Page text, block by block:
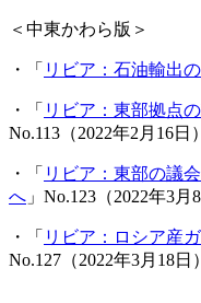
＜中東かわら版＞
・「 リビア：石油輸出
・「 リビア：東部拠点
No.113（2022年2月16日）
・「 リビア：東部の議
へ 」No.123（2022年3月8
・「 リビア：ロシア産
No.127（2022年3月18日）